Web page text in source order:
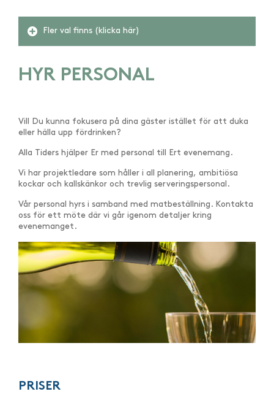
Fler val finns (klicka här)
HYR PERSONAL
Vill Du kunna fokusera på dina gäster istället för att duka
eller hälla upp fördrinken?
Alla Tiders hjälper Er med personal till Ert evenemang.
Vi har projektledare som håller i all planering, ambitiösa
kockar och kallskänkor och trevlig serveringspersonal.
Vår personal hyrs i samband med matbeställning. Kontakta
oss för ett möte där vi går igenom detaljer kring
evenemanget.
PRISER